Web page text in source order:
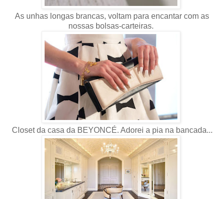
As unhas longas brancas, voltam para encantar com as
nossas bolsas-carteiras.
Closet da casa da BEYONCÉ. Adorei a pia na bancada...